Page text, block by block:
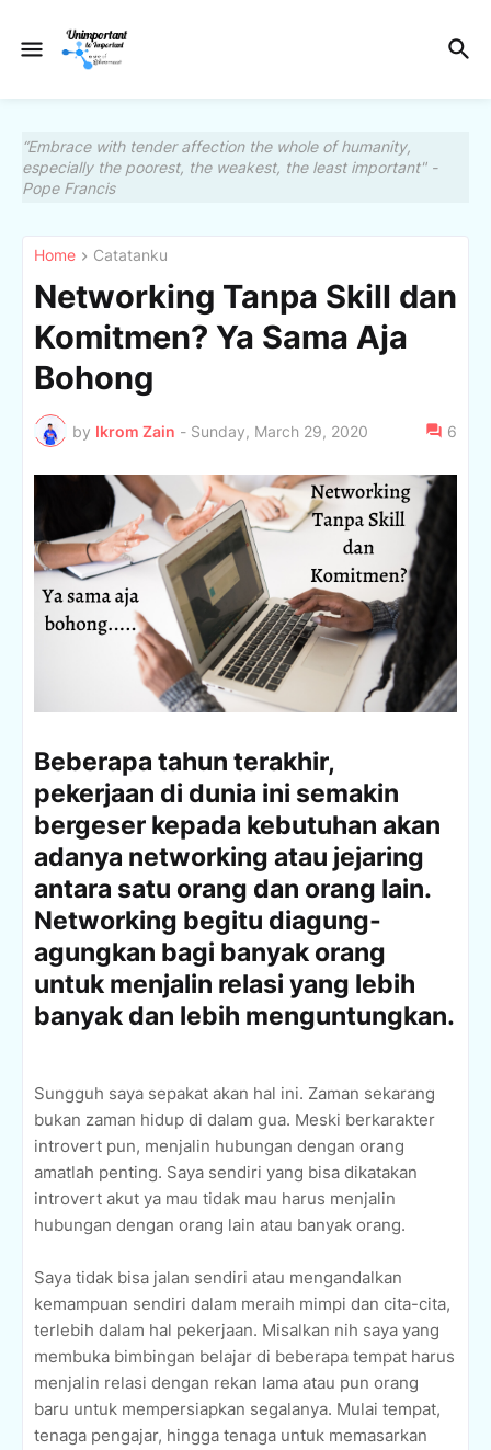
“Embrace with tender affection the whole of humanity,
especially the poorest, the weakest, the least important" -
Pope Francis
Home Catatanku
Networking Tanpa Skill dan
Komitmen? Ya Sama Aja
Bohong
by Ikrom Zain - Sunday, March 29, 2020 6
Beberapa tahun terakhir,
pekerjaan di dunia ini semakin
bergeser kepada kebutuhan akan
adanya networking atau jejaring
antara satu orang dan orang lain.
Networking begitu diagung-
agungkan bagi banyak orang
untuk menjalin relasi yang lebih
banyak dan lebih menguntungkan.
Sungguh saya sepakat akan hal ini. Zaman sekarang
bukan zaman hidup di dalam gua. Meski berkarakter
introvert pun, menjalin hubungan dengan orang
amatlah penting. Saya sendiri yang bisa dikatakan
introvert akut ya mau tidak mau harus menjalin
hubungan dengan orang lain atau banyak orang.
Saya tidak bisa jalan sendiri atau mengandalkan
kemampuan sendiri dalam meraih mimpi dan cita-cita,
terlebih dalam hal pekerjaan. Misalkan nih saya yang
membuka bimbingan belajar di beberapa tempat harus
menjalin relasi dengan rekan lama atau pun orang
baru untuk mempersiapkan segalanya. Mulai tempat,
tenaga pengajar, hingga tenaga untuk memasarkan